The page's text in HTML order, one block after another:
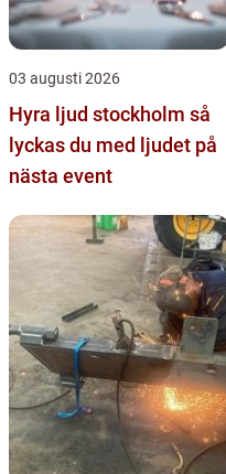
03 augusti 2026
Hyra ljud stockholm så
lyckas du med ljudet på
nästa event